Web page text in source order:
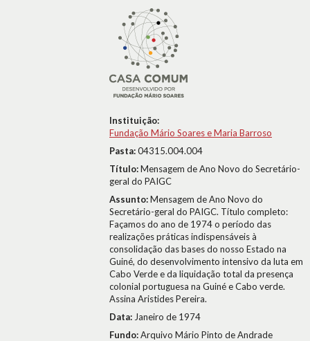
Instituição:
Fundação Mário Soares e Maria Barroso
Pasta:04315.004.004
Título:Mensagem de Ano Novo do Secretário-
geral do PAIGC
Assunto:Mensagem de Ano Novo do
Secretário-geral do PAIGC. Título completo:
Façamos do ano de 1974 o período das
realizações práticas indispensáveis à
consolidação das bases do nosso Estado na
Guiné, do desenvolvimento intensivo da luta em
Cabo Verde e da liquidação total da presença
colonial portuguesa na Guiné e Cabo verde.
Assina Aristides Pereira.
Data: Janeiro de 1974
Fundo:Arquivo Mário Pinto de Andrade